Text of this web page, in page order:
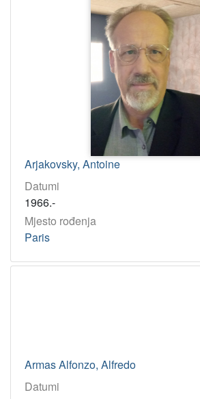
Arjakovsky, Antoine
Datumi
1966.-
Mjesto rođenja
Paris
Armas Alfonzo, Alfredo
Datumi